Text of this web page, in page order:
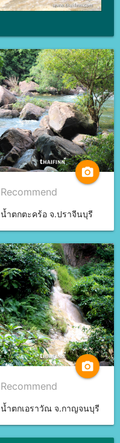
camera_alt
Recommend
น้ำตกตะคร้อ จ.ปราจีนบุรี
camera_alt
Recommend
น้ำตกเอราวัณ จ.กาญจนบุรี